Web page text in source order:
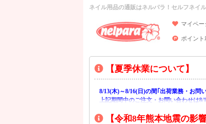
ネイル用品の通販はネルパラ！セルフネイ
マイペー
ポイント
【夏季休業について】
8/13(木)～8/16(日)の間｢出荷業務・お問
上記期間中のご注文・お問い合わせは
【令和8年熊本地震の影